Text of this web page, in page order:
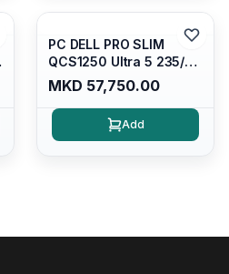
PC DELL PRO SLIM
QCS1250 Ultra 5 235/
16GB DDR5 5600mhz/
512GB SSD M.2/
Keyboard KB216
MKD 57,750.00
Add